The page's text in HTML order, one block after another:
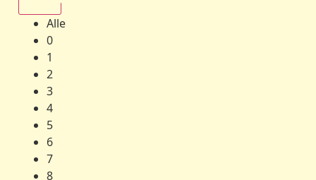
Alle
0
1
2
3
4
5
6
7
8